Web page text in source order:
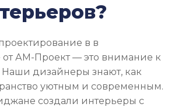
в в
АМ-Проект — это внимание к
Наши дизайнеры знают, как
уютным и современным.
создали интерьеры с